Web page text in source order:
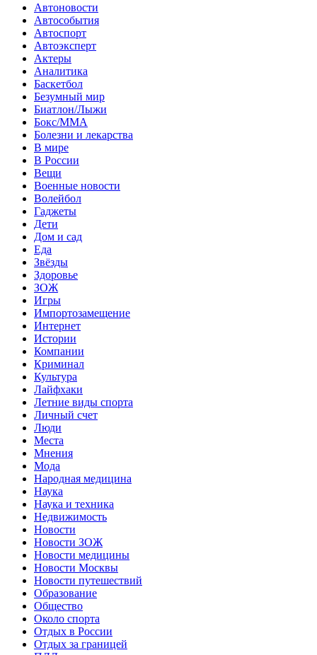
Автоновости
Автособытия
Автоспорт
Автоэксперт
Актеры
Аналитика
Баскетбол
Безумный мир
Биатлон/Лыжи
Бокс/MMA
Болезни и лекарства
В мире
В России
Вещи
Военные новости
Волейбол
Гаджеты
Дети
Дом и сад
Еда
Звёзды
Здоровье
ЗОЖ
Игры
Импортозамещение
Интернет
Истории
Компании
Криминал
Культура
Лайфхаки
Летние виды спорта
Личный счет
Люди
Места
Мнения
Мода
Народная медицина
Наука
Наука и техника
Недвижимость
Новости
Новости ЗОЖ
Новости медицины
Новости Москвы
Новости путешествий
Образование
Общество
Около спорта
Отдых в России
Отдых за границей